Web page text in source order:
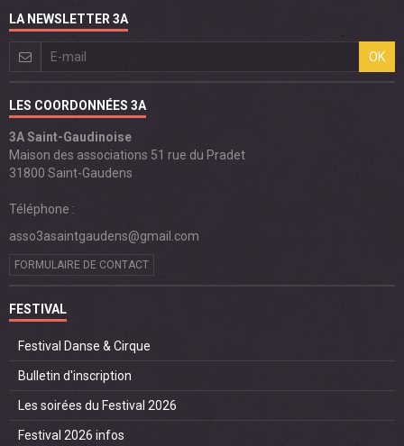
LA NEWSLETTER 3A
OK
LES COORDONNÉES 3A
3A Saint-Gaudinoise
Maison des associations 51 rue du Pradet
31800 Saint-Gaudens
Téléphone :
asso3asaintgaudens@gmail.com
FORMULAIRE DE CONTACT
FESTIVAL
Festival Danse & Cirque
Bulletin d'inscription
Les soirées du Festival 2026
Festival 2026 infos